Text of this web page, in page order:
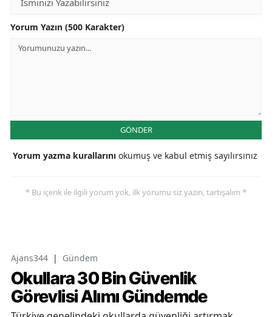
Yorum Yazın (500 Karakter)
GÖNDER
Yorum yazma kurallarını okumuş ve kabul etmiş sayılırsınız
* Bu içerik ile ilgili yorum yok, ilk yorumu siz yazın, tartışalım *
Ajans344 | Gündem
Okullara 30 Bin Güvenlik
Görevlisi Alımı Gündemde